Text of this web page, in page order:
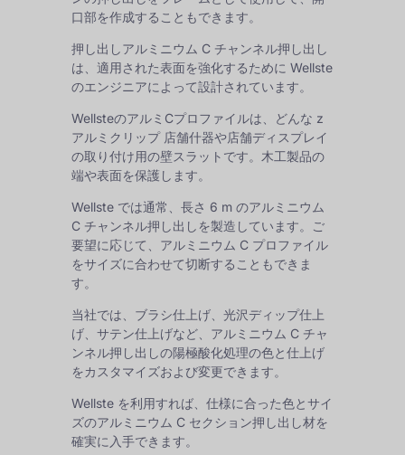
口部を作成することもできます。
押し出しアルミニウム C チャンネル押し出し
は、適用された表面を強化するために Wellste
のエンジニアによって設計されています。
WellsteのアルミCプロファイルは、どんな z
アルミクリップ店舗什器や店舗ディスプレイ
の取り付け用の壁スラットです。木工製品の
端や表面を保護します。
Wellste では通常、長さ 6 m のアルミニウム
C チャンネル押し出しを製造しています。ご
要望に応じて、アルミニウム C プロファイル
をサイズに合わせて切断することもできま
す。
当社では、ブラシ仕上げ、光沢ディップ仕上
げ、サテン仕上げなど、アルミニウム C チャ
ンネル押し出しの陽極酸化処理の色と仕上げ
をカスタマイズおよび変更できます。
Wellste を利用すれば、仕様に合った色とサイ
ズのアルミニウム C セクション押し出し材を
確実に入手できます。